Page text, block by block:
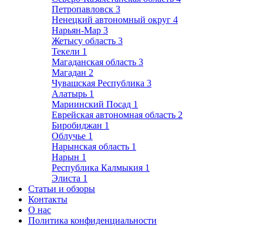
Петропавловск 3
Ненецкий автономный округ 4
Нарьян-Мар 3
Жетысу область 3
Текели 1
Магаданская область 3
Магадан 2
Чувашская Республика 3
Алатырь 1
Мариинский Посад 1
Еврейская автономная область 2
Биробиджан 1
Облучье 1
Нарынская область 1
Нарын 1
Республика Калмыкия 1
Элиста 1
Статьи и обзоры
Контакты
О нас
Политика конфиденциальности